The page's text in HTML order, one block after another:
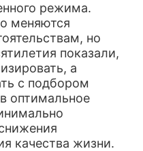
режима.
меняются
но
показали,
а
с подбором
оптимальное
качества жизни.